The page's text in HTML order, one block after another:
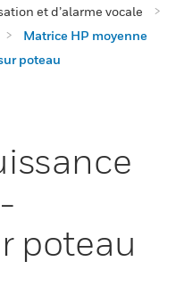
et d’alarme vocale
Matrice HP moyenne
poteau
poteau